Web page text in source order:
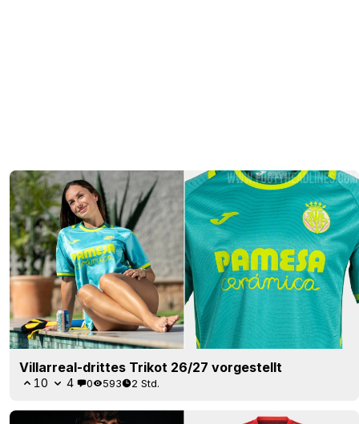
Villarreal-drittes Trikot 26/27 vorgestellt
10 4 0 593 2 Std.